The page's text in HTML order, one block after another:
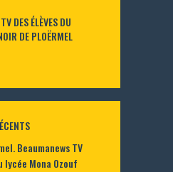
DES ÉLÈVES DU
DE PLOËRMEL
Beaumanews TV
Mona Ozouf